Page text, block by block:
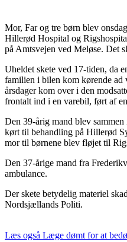
Mor, Far og tre børn blev
Hillerød Hospital og
på Amtsvejen ved Meløse. Det
Uheldet skete ved 17-tiden, da
familien i bilen kom kørende ad
årsdager kom over i den
frontalt ind i en varebil, ført af
Den 39-årig mand blev
kørt til behandling på Hillerød
mor til børnene blev fløjet til
Den 37-årige mand fra
ambulance.
Der skete betydelig materiel
Nordsjællands Politi.
Læs også Læge dømt for at